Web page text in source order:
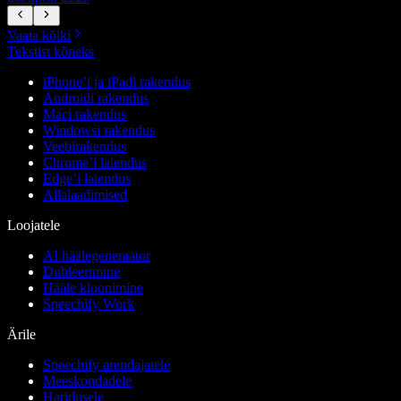
Vaata kõiki
Tekstist kõneks
iPhone’i ja iPadi rakendus
Androidi rakendus
Maci rakendus
Windowsi rakendus
Veebirakendus
Chrome’i laiendus
Edge’i laiendus
Allalaadimised
Loojatele
AI häälegeneraator
Dubleerimine
Hääle kloonimine
Speechify Work
Ärile
Speechify arendajatele
Meeskondadele
Haridusele